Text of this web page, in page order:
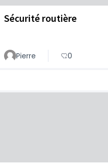
Sécurité routière
Pierre 0